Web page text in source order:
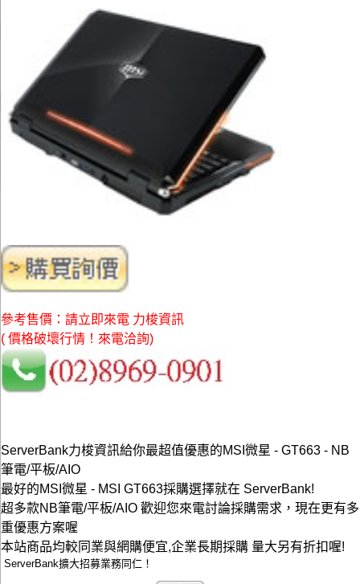
參考售價：請立即來電 力梭資訊
( 價格破壞行情！來電洽詢)
ServerBank力梭資訊給你最超值優惠的MSI微星 - GT663 - NB
筆電/平板/AIO
最好的MSI微星 - MSI GT663採購選擇就在 ServerBank!
超多款NB筆電/平板/AIO 歡迎您來電討論採購需求，現在更有多
重優惠方案喔
本站商品均較同業與網購便宜,企業長期採購 量大另有折扣喔!
ServerBank擴大招募業務同仁！